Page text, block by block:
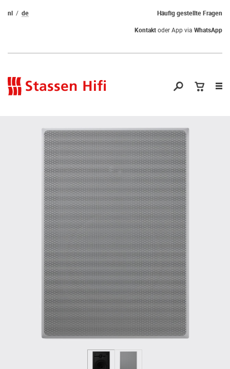
Häufig gestellte Fragen
nl
de
Kontaktoder App via WhatsApp